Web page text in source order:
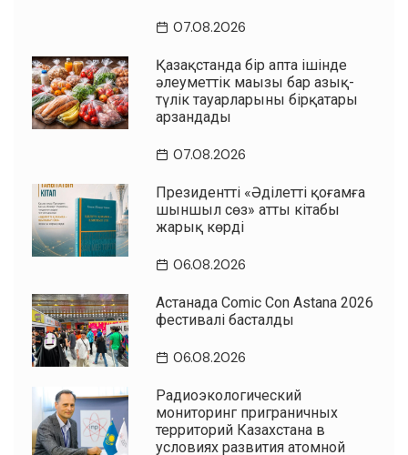
07.08.2026
Қазақстанда бір апта ішінде
әлеуметтік маңызы бар азық-
түлік тауарларының бірқатары
арзандады
07.08.2026
Президенттің «Әділетті қоғамға
шыншыл сөз» атты кітабы
жарық көрді
06.08.2026
Астанада Comic Con Astana 2026
фестивалі басталды
06.08.2026
Радиоэкологический
мониторинг приграничных
территорий Казахстана в
условиях развития атомной